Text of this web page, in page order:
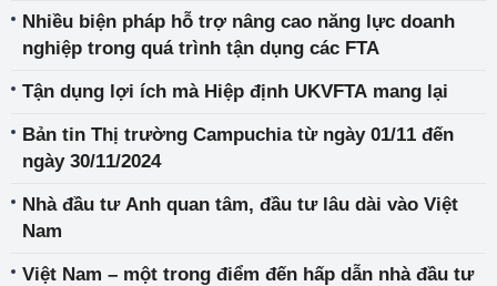
Nhiều biện pháp hỗ trợ nâng cao năng lực doanh
nghiệp trong quá trình tận dụng các FTA
Tận dụng lợi ích mà Hiệp định UKVFTA mang lại
Bản tin Thị trường Campuchia từ ngày 01/11 đến
ngày 30/11/2024
Nhà đầu tư Anh quan tâm, đầu tư lâu dài vào Việt
Nam
Việt Nam – một trong điểm đến hấp dẫn nhà đầu tư